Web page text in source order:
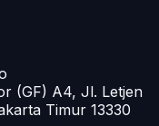
(GF) A4, Jl. Letjen
Timur 13330